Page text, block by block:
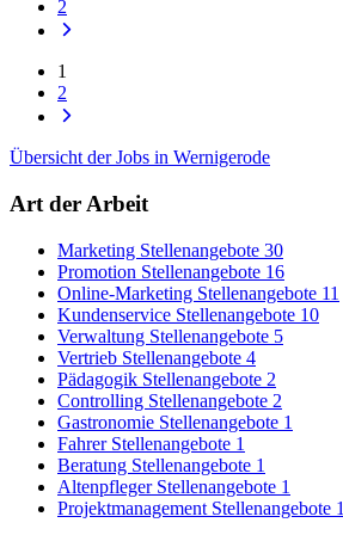
2
1
2
Übersicht der Jobs in Wernigerode
Art der Arbeit
Marketing Stellenangebote 30
Promotion Stellenangebote 16
Online-Marketing Stellenangebote 11
Kundenservice Stellenangebote 10
Verwaltung Stellenangebote 5
Vertrieb Stellenangebote 4
Pädagogik Stellenangebote 2
Controlling Stellenangebote 2
Gastronomie Stellenangebote 1
Fahrer Stellenangebote 1
Beratung Stellenangebote 1
Altenpfleger Stellenangebote 1
Projektmanagement Stellenangebote 1